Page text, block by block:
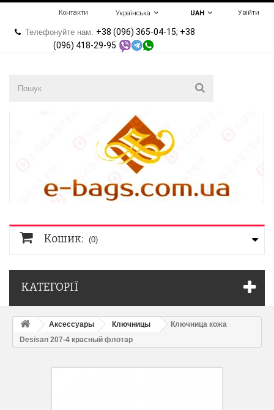
Увійти
UAH
Українська
Контакти
Телефонуйте нам: +38 (096) 365-04-15; +38
(096) 418-29-95
Кошик: (0)
КАТЕГОРІЇ
Аксессуары Ключницы
Ключница кожа
Desisan 207-4 красный флотар